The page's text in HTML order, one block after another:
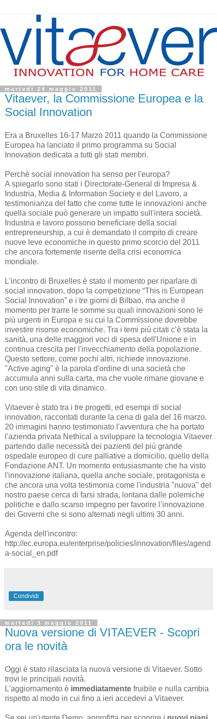
martedì 24 maggio 2011
Vitaever, la Commissione Europea e la
Social Innovation
Era a Bruxelles 16-17 Marzo 2011 quando la Commissione
Europea ha lanciato il primo programma su Social
Innovation dedicata a tutti gli stati membri.
Perchè social innovation ha senso per l'europa?
A spiegarlo sono stati i Directorate-General di Impresa &
Industria, Media & Information Society e del Lavoro, a
testimonianza del fatto che come tutte le innovazioni anche
quella sociale può generare un impatto sull'intera società.
Industria e lavoro possono beneficiare della social
entrepreneurship, a cui è demandato il compito di creare
nuove leve economiche in questo primo scorcio del 2011
che ancora fortemente risente della crisi economica
mondiale.
L'incontro di Bruxelles è stato il momento per riparlare di
social innovation, dopo la competizione “This is European
Social Innovation” e i tre giorni di Bilbao, ma anche il
momento per trarre le somme su quali innovazioni sono le
più urgenti in Europa e su cui la Commissione dovrebbe
investire risorse economiche. Tra i temi più citati c’è stata la
sanità, una delle maggiori voci di spesa dell'Unione e in
continua crescita per l'invecchiamento della popolazione.
Questo settore, come pochi altri, richiede innovazione.
"Active aging" è la parola d'ordine di una società che
accumula anni sulla carta, ma che vuole rimane giovane e
con uno stile di vita dinamico.
Vitaever è stato tra i tre progetti, ed esempi di social
innovation, raccontati durante la cena di gala del 16 marzo.
20 immagini hanno testimoniato l'avventura che ha portato
l'azienda privata Nethical a sviluppare la tecnologia Vitaever
partendo dalle necessità dei pazienti del più grande
ospedale europeo di cure palliative a domicilio, quello della
Fondazione ANT. Un momento entusiasmante che ha visto
l'innovazione italiana, quella anche sociale, protagonista e
che ancora una volta testimonia come l'industria "nuova" del
nostro paese cerca di farsi strada, lontana dalle polemiche
politiche e dallo scarso impegno per favorire l’innovazione
dei Governi che si sono alternati negli ultimi 30 anni.
Agenda dell'incontro:
http://ec.europa.eu/enterprise/policies/innovation/files/agend
a-social_en.pdf
Condividi
martedì 3 maggio 2011
Nuova versione di VITAEVER - Scopri
ora le novità
Oggi è stato rilasciata la nuova versione di Vitaever. Sotto
trovi le principali novità.
L'aggiornamento è immediatamente fruibile e nulla cambia
rispetto al modo in cui fino a ieri accedevi a Vitaever.